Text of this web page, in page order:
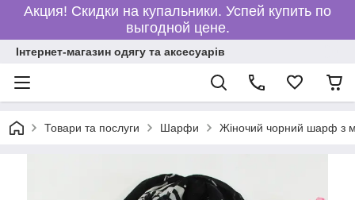
Акция! Скидки на купальники. Успей купить по
выгодной цене.
Інтернет-магазин одягу та аксесуарів
Товари та послуги Шарфи Жіночий чорний шарф з